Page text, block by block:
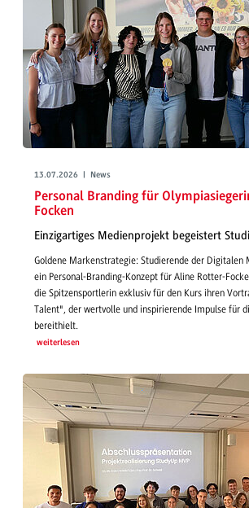
13.07.2026 | News
Personal Branding für
Focken
Einzigartiges Medienprojekt begeistert
Goldene Markenstrategie: Studierende der Digitalen
ein Personal-Branding-Konzept für Aline Rotter-
die Spitzensportlerin exklusiv für den Kurs ihren
Talent", der wertvolle und inspirierende Impulse für
bereithielt.
weiterlesen